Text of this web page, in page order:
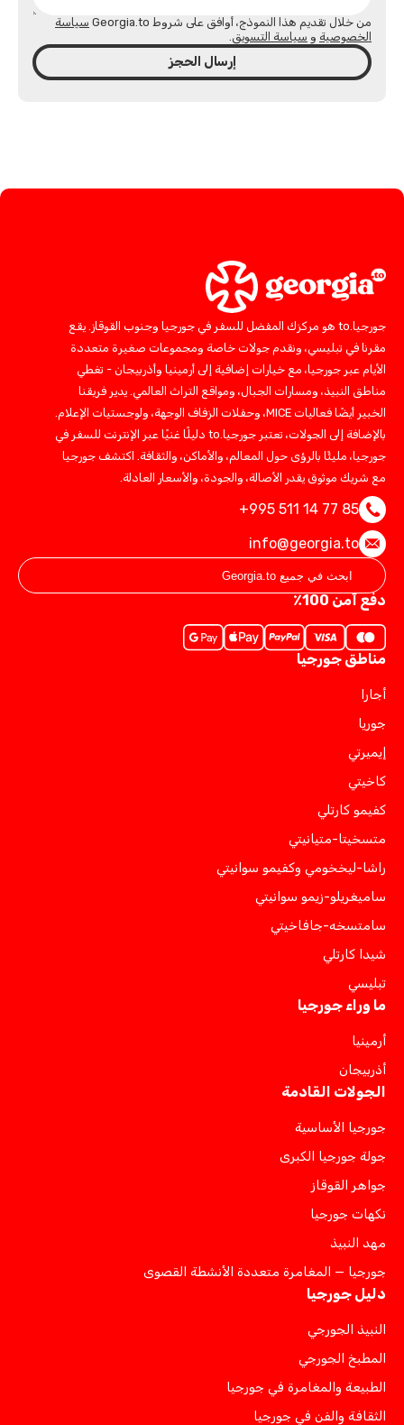
من خلال تقديم هذا النموذج، أوافق على شروط Georgia.to
سياسة
الخصوصية و سياسة التسويق.
إرسال الحجز
جورجيا.to هو مركزك المفضل للسفر في جورجيا وجنوب القوقاز. يقع
مقرنا في تبليسي، ونقدم جولات خاصة ومجموعات صغيرة متعددة
الأيام عبر جورجيا، مع خيارات إضافية إلى أرمينيا وأذربيجان - تغطي
مناطق النبيذ، ومسارات الجبال، ومواقع التراث العالمي. يدير فريقنا
الخبير أيضًا فعاليات MICE، وحفلات الزفاف الوجهة، ولوجستيات الإعلام.
بالإضافة إلى الجولات، تعتبر جورجيا.to دليلًا غنيًا عبر الإنترنت للسفر في
جورجيا، مليئًا بالرؤى حول المعالم، والأماكن، والثقافة. اكتشف جورجيا
مع شريك موثوق يقدر الأصالة، والجودة، والأسعار العادلة.
+995 511 14 77 85
info@georgia.to
دفع آمن 100٪
مناطق جورجيا
أجارا
جوريا
إيميرتي
كاخيتي
كفيمو كارتلي
متسخيتا-متيانيتي
راشا-ليخخومي وكفيمو سوانيتي
ساميغريلو-زيمو سوانيتي
سامتسخه-جافاخيتي
شيدا كارتلي
تبليسي
ما وراء جورجيا
أرمينيا
أذربيجان
الجولات القادمة
جورجيا الأساسية
جولة جورجيا الكبرى
جواهر القوقاز
نكهات جورجيا
مهد النبيذ
جورجيا — المغامرة متعددة الأنشطة القصوى
دليل جورجيا
النبيذ الجورجي
المطبخ الجورجي
الطبيعة والمغامرة في جورجيا
الثقافة والفن في جورجيا